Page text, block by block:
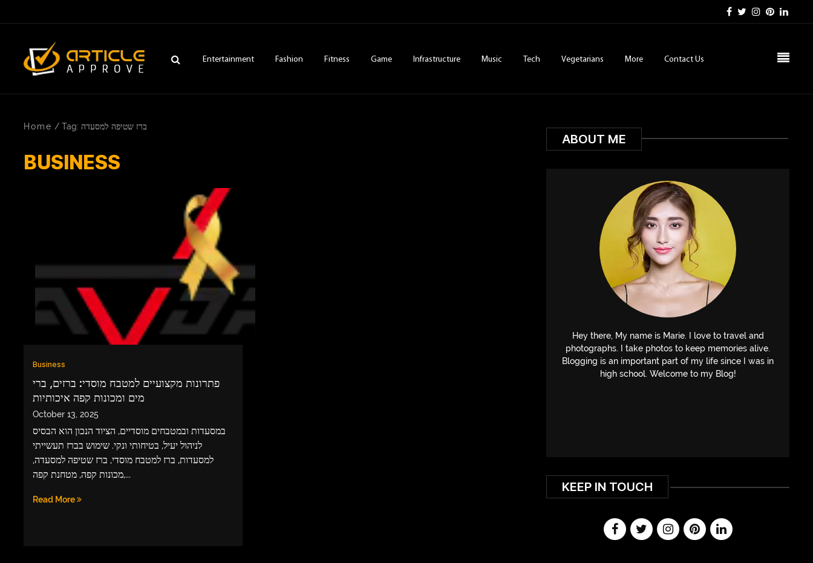
Entertainment Fashion Fitness Game Infrastructure Music Tech Vegetarians More Contact Us
FITNESS
GAME
INFRASTRUCTURE
LIFESTYLE
EDUCATION
VEGETARIANS
AUTOMOTIVE
IMPORVEMENT
Home / Tag: ברז שטיפה למסעדה
BUSINESS
Business
פתרונות מקצועיים למטבח מוסדי: ברזים, ברי
מים ומכונות קפה איכותיות
October 13, 2025
במסעדות ובמטבחים מוסדיים, הציוד הנכון הוא הבסיס
לניהול יעיל, בטיחותי ונקי. שימוש בברז תעשייתי
למסעדות, ברז למטבח מוסדי, ברז שטיפה למסעדה,
מכונות קפה, מטחנת קפה,...
Read More
ABOUT ME
Hey there, My name is Marie. I love to travel and
photographs. I take photos to keep memories alive.
Blogging is an important part of my life since I was in
high school. Welcome to my Blog!
KEEP IN TOUCH